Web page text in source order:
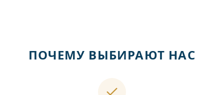
ПОЧЕМУ ВЫБИРАЮТ НАС